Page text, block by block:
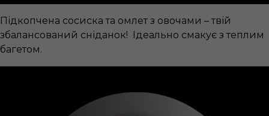
Підкопчена сосиска та омлет з овочами – твій
збалансований сніданок! Ідеально смакує з теплим
багетом.